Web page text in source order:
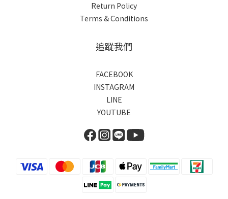
Return Policy
Terms & Conditions
追蹤我們
FACEBOOK
INSTAGRAM
LINE
YOUTUBE